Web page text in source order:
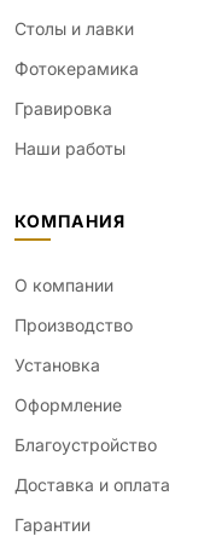
Столы и лавки
Фотокерамика
Гравировка
Наши работы
КОМПАНИЯ
О компании
Производство
Установка
Оформление
Благоустройство
Доставка и оплата
Гарантии